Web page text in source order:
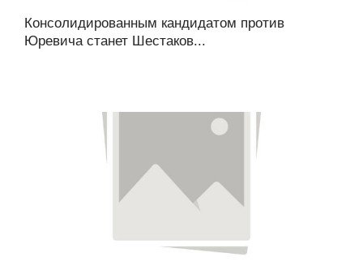
Консолидированным кандидатом против
Юревича станет Шестаков...